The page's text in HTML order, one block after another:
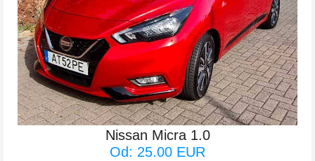
Nissan Micra 1.0
Od: 25.00 EUR